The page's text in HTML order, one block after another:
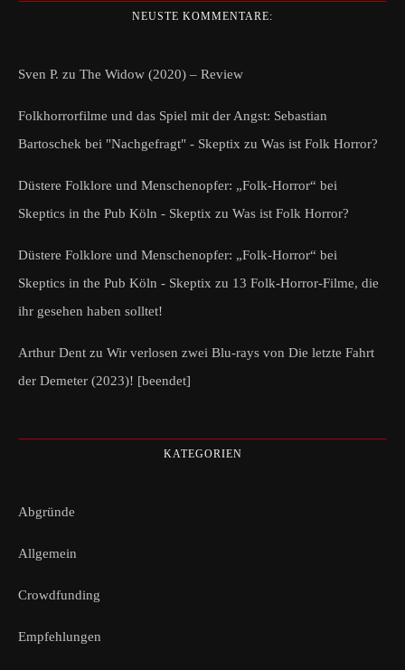
NEUSTE KOMMENTARE:
Sven P. zu The Widow (2020) – Review
Folkhorrorfilme und das Spiel mit der Angst: Sebastian
Bartoschek bei "Nachgefragt" - Skeptix zu Was ist Folk Horror?
Düstere Folklore und Menschenopfer: „Folk-Horror“ bei
Skeptics in the Pub Köln - Skeptix zu Was ist Folk Horror?
Düstere Folklore und Menschenopfer: „Folk-Horror“ bei
Skeptics in the Pub Köln - Skeptix zu 13 Folk-Horror-Filme, die
ihr gesehen haben solltet!
Arthur Dent zu Wir verlosen zwei Blu-rays von Die letzte Fahrt
der Demeter (2023)! [beendet]
KATEGORIEN
Abgründe
Allgemein
Crowdfunding
Empfehlungen